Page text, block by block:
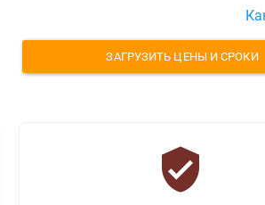
ЗАГРУЗИТЬ ЦЕНЫ И СРОКИ